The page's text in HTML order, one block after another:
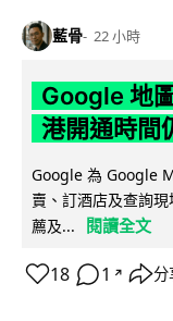
藍骨 22 小時
Google 地
港開通時間
Google 為 Google
賣、訂酒店及查詢
薦及...
閱讀全文
18 1 ↗ 分